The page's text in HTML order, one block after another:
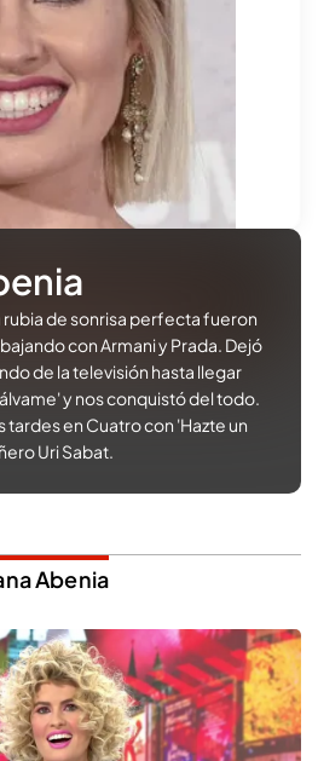
rubia de sonrisa perfecta fueron
con Armani y Prada. Dejó
de la televisión hasta llegar
y nos conquistó del todo.
tardes en Cuatro con 'Hazte un
Uri Sabat.
Abenia